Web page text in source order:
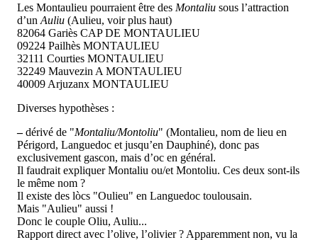
Les Montaulieu pourraient être des Montaliu sous l’attraction
d’un Auliu (Aulieu, voir plus haut)
82064 Gariès CAP DE MONTAULIEU
09224 Pailhès MONTAULIEU
32111 Courties MONTAULIEU
32249 Mauvezin A MONTAULIEU
40009 Arjuzanx MONTAULIEU
Diverses hypothèses :
–dérivé de "Montaliu/Montoliu" (Montalieu, nom de lieu en
Périgord, Languedoc et jusqu’en Dauphiné), donc pas
exclusivement gascon, mais d’oc en général.
Il faudrait expliquer Montaliu ou/et Montoliu. Ces deux sont-ils
le même nom ?
Il existe des lòcs "Oulieu" en Languedoc toulousain.
Mais "Aulieu" aussi !
Donc le couple Oliu, Auliu...
Rapport direct avec l’olive, l’olivier ? Apparemment non, vu la